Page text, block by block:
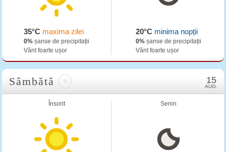
35°C maxima zilei
0% șanse de precipitații
Vânt foarte ușor
20°Cminima nopții
0%șanse de precipitații
Vânt foarte ușor
Sâmbătă + 15
AUG.
Însorit Senin